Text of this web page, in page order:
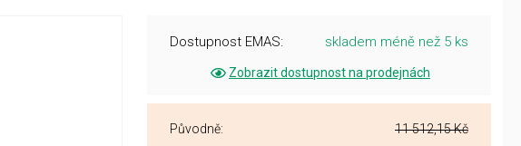
Dostupnost EMAS: skladem méně než 5 ks
Zobrazit dostupnost na prodejnách
Původně:
11 512,15 Kč